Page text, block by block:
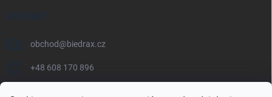
KONTAKT
obchod@biedrax.cz
+48 608 170 896